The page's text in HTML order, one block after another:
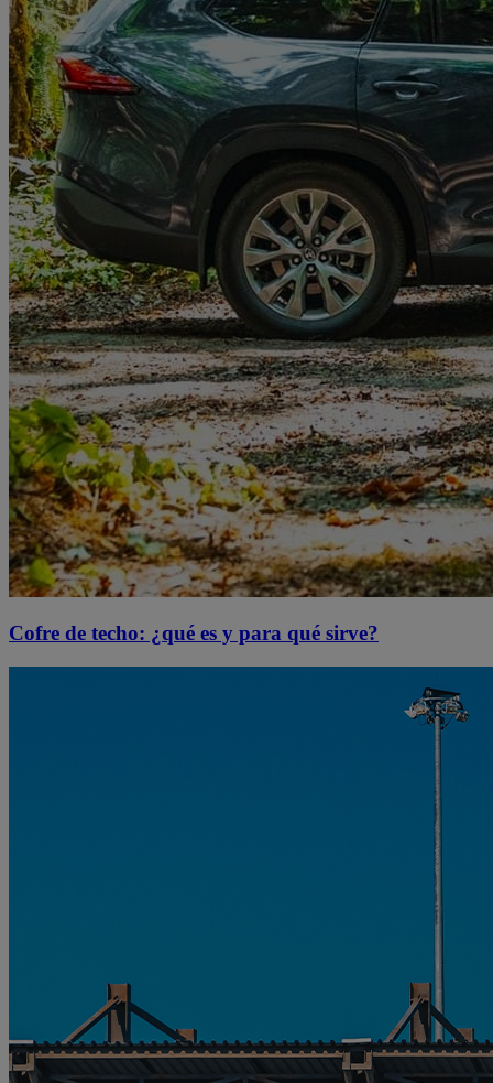
Cofre de techo: ¿qué es y para qué sirve?